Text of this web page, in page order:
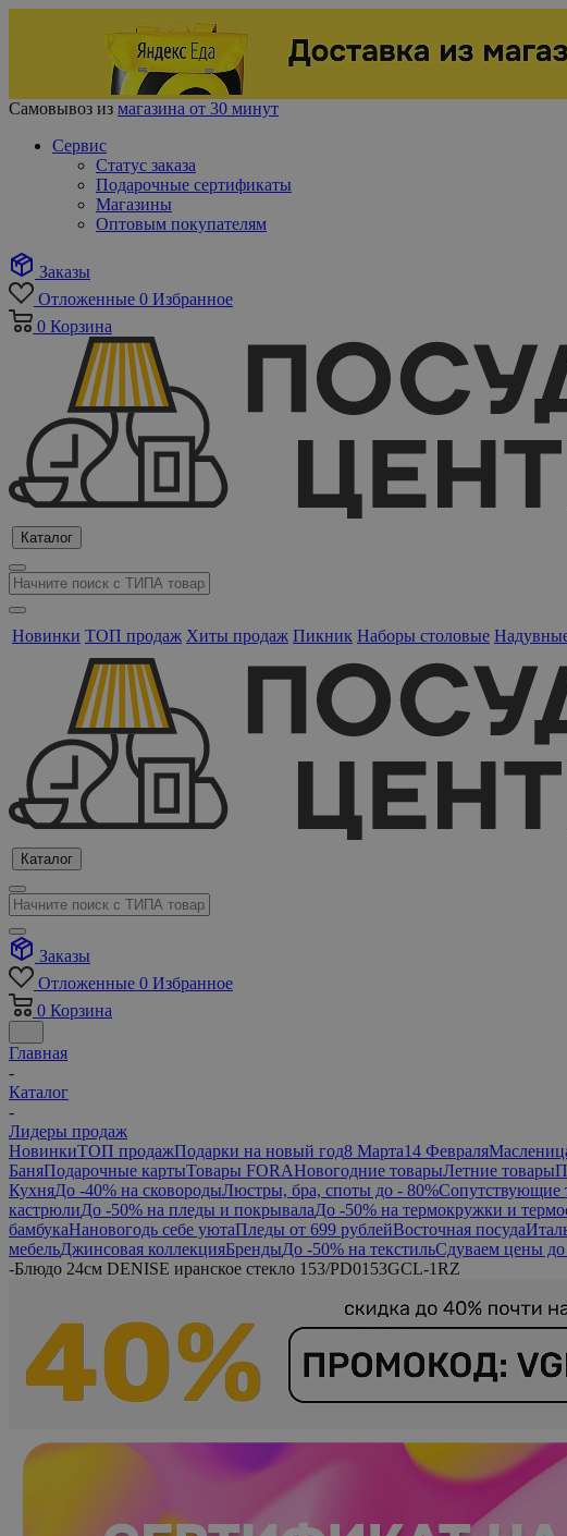
Самовывоз из магазина от 30 минут
Сервис
Статус заказа
Подарочные сертификаты
Магазины
Оптовым покупателям
Заказы
Отложенные 0 Избранное
0 Корзина
Каталог
Новинки ТОП продаж Хиты продаж Пикник Наборы столовые
Каталог
Заказы
Отложенные 0 Избранное
0 Корзина
Главная
-
Каталог
-
Лидеры продаж
НовинкиТОП продажПодарки на новый год8 Марта14 Февраля
БаняПодарочные картыТовары FORAНовогодние товарыЛетние товары
КухняДо -40% на сковородыЛюстры, бра, споты до - 80%Сопутствующие
кастрюлиДо -50% на пледы и покрывалаДо -50% на термокружки и
бамбукаНановогодь себе уютаПледы от 699 рублейВосточная посуда
мебельДжинсовая коллекцияБрендыДо -50% на текстильСдуваем цены до
-Блюдо 24см DENISE иранское стекло 153/PD0153GCL-1RZ